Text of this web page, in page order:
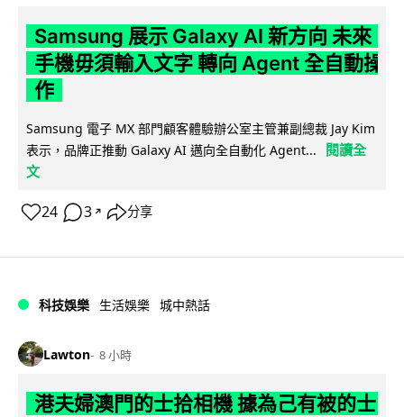
Samsung 展示 Galaxy AI 新方向 未來
手機毋須輸入文字 轉向 Agent 全自動操
作
Samsung 電子 MX 部門顧客體驗辦公室主管兼副總裁 Jay Kim
表示，品牌正推動 Galaxy AI 邁向全自動化 Agent...
閱讀全
文
24 3 ↗ 分享
科技娛樂 生活娛樂 城中熱話
Lawton 8 小時
港夫婦澳門的士拾相機 據為己有被的士